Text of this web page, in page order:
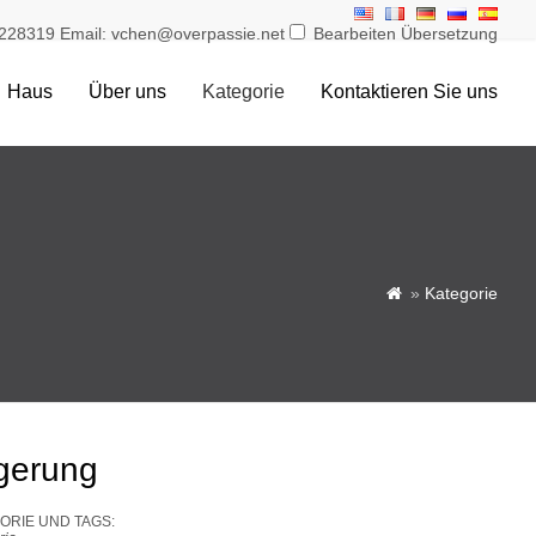
Email: vchen@overpassie.net Bearbeiten Übersetzung
Haus Über uns Kategorie Kontaktieren Sie uns
 » Kategorie
UND TAGS: